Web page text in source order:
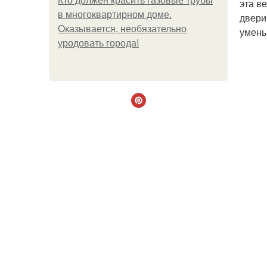
в многоквартирном доме.
Оказывается, необязательно
уродовать города!
эта